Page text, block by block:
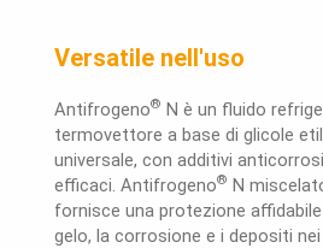
Versatile nell'uso
Antifrogeno® N è un fluido
termovettore a base di glicole
universale, con additivi
efficaci. Antifrogeno® N
fornisce una protezione
gelo, la corrosione e i depositi